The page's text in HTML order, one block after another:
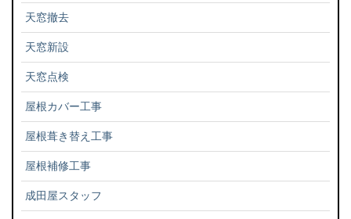
天窓撤去
天窓新設
天窓点検
屋根カバー工事
屋根葺き替え工事
屋根補修工事
成田屋スタッフ